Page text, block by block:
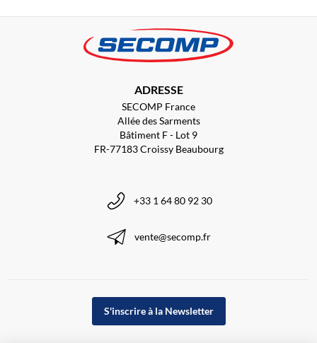
ADRESSE
SECOMP France
Allée des Sarments
Bâtiment F - Lot 9
FR-77183 Croissy Beaubourg
+33 1 64 80 92 30
vente@secomp.fr
S'inscrire à la Newsletter